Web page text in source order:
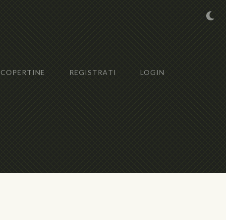
COPERTINE REGISTRATI LOGIN